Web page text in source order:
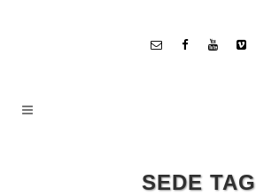
SEDE TAG